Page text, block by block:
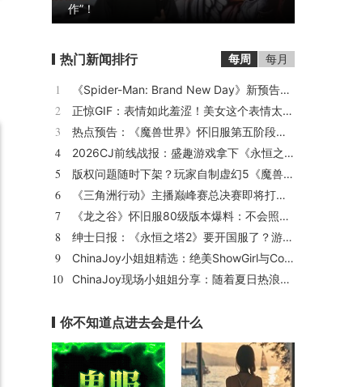
作”！
热门新闻排行 每周 每月
1 《Spider-Man: Brand New Day》新预告预计明日发布，另有一张新剧照公开
2 正惊GIF：表情如此羞涩！美女这个表情太好看，直接让人遐想连篇
3 热点预告：《魔兽世界》怀旧服第五阶段开启！《三角洲行动》开启全新宝藏月摸大红！
4 2026CJ前线战报：盛趣游戏拿下《永恒之塔2》国服代理
5 版权问题随时下架？玩家自制虚幻5《魔兽世界》8月15日上线
6 《三角洲行动》主播巅峰赛总决赛即将打响！8月2日，群星汇聚，新王加冕！
7 《龙之谷》怀旧服80级版本爆料：不会照搬正式服，这次要玩点不一样的
8 绅士日报：《永恒之塔2》要开国服了？游戏中的涩涩时装抢先看
9 ChinaJoy小姐姐精选：绝美ShowGirl与Coser大赏！（5）
10 ChinaJoy现场小姐姐分享：随着夏日热浪的滚滚而来（1）
你不知道点进去会是什么